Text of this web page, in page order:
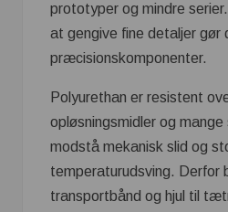
prototyper og mindre
at gengive fine detaljer gør
præcisionskomponenter.
Polyurethan er resistent
opløsningsmidler og
modstå mekanisk slid og
temperaturudsving. Derfor
transportbånd og hjul til